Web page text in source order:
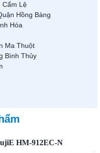
Cẩm Lệ
Hồng Bàng
Hóa
Ma Thuột
Bình Thủy
HM-912EC-N